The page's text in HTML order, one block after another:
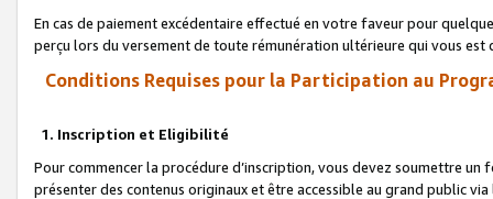
En cas de paiement excédentaire effectué en votre faveur pour
perçu lors du versement de toute rémunération ultérieure qui vous est
Conditions Requises pour la Participation au
1. Inscription et Eligibilité
Pour commencer la procédure d’inscription, vous devez soumettre
présenter des contenus originaux et être accessible au grand public